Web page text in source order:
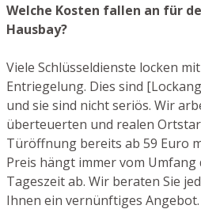
Welche Kosten fallen an für
Hausbay?
Viele Schlüsseldienste locken
Entriegelung. Dies sind
und sie sind nicht seriös. Wir
überteuerten und realen
Türöffnung bereits ab 59 Euro
Preis hängt immer vom
Tageszeit ab. Wir beraten Sie
Ihnen ein vernünftiges Angebot.